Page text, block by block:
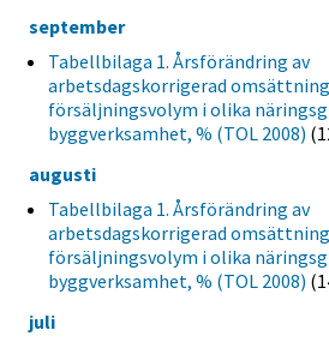
september
Tabellbilaga 1. Årsförändring av
arbetsdagskorrigerad
försäljningsvolym i olika
byggverksamhet, % (TOL 2008)
augusti
Tabellbilaga 1. Årsförändring av
arbetsdagskorrigerad
försäljningsvolym i olika
byggverksamhet, % (TOL 2008)
juli